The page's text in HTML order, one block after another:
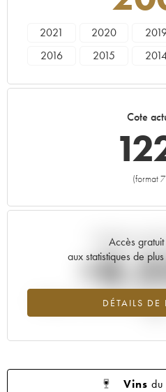
2021 2020
2016
2015
Cote
(format
Accès
aux statistiques de
DÉTAILS DE
Tendance
Tendance à la hausse du
Vins du